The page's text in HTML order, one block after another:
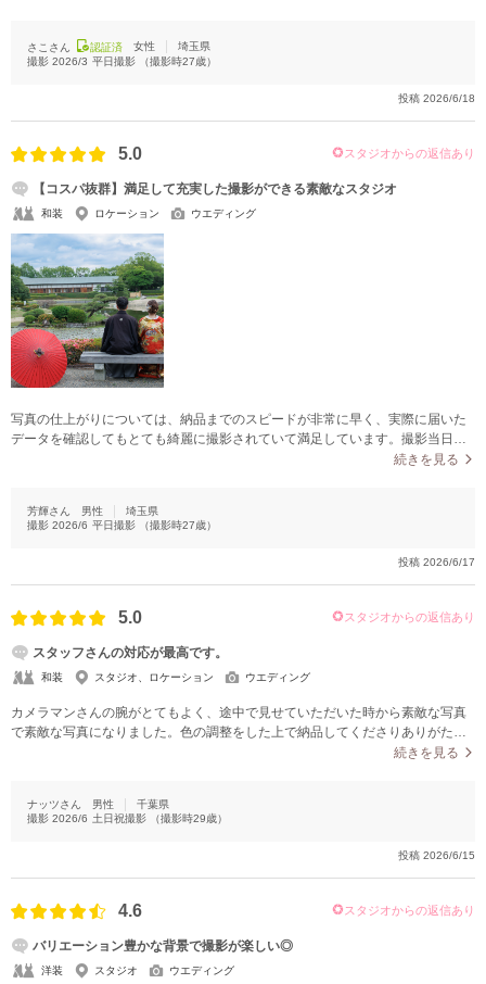
さこさん 認証済 女性
埼玉県
撮影 2026/3 平日撮影 （撮影時27歳）
投稿 2026/6/18
5.0 スタジオからの返信あり
【コスパ抜群】満足して充実した撮影ができる素敵なスタジオ
和装 ロケーション ウエディング
写真の仕上がりについては、納品までのスピードが非常に早く、実際に届いた
データを確認してもとても綺麗に撮影されていて満足しています。撮影当日
は、立ち位置や目線、手の置き方、衣装の見え方などを細かく指示していただ
なっており、自分たちではなかなか撮れないような仕上がりになっていた点が
とても気に入っています。撮影中にスマートフォンでも同じような場面を撮影
していましたが、納品された写真を見比べると、構図や明るさ、表情の引き出
した時に撮影当日の雰囲気を思い出せるような写真になっていました。初めて
すめできると思います。
続きを見る
芳輝さん 男性
埼玉県
撮影 2026/6 平日撮影 （撮影時27歳）
投稿 2026/6/17
5.0 スタジオからの返信あり
スタッフさんの対応が最高です。
和装 スタジオ、ロケーション ウエディング
カメラマンさんの腕がとてもよく、途中で見せていただいた時から素敵な写真
で素敵な写真になりました。色の調整をした上で納品してくださりありがたか
続きを見る
ナッツさん 男性
千葉県
撮影 2026/6 土日祝撮影 （撮影時29歳）
投稿 2026/6/15
4.6 スタジオからの返信あり
バリエーション豊かな背景で撮影が楽しい◎
洋装 スタジオ ウエディング